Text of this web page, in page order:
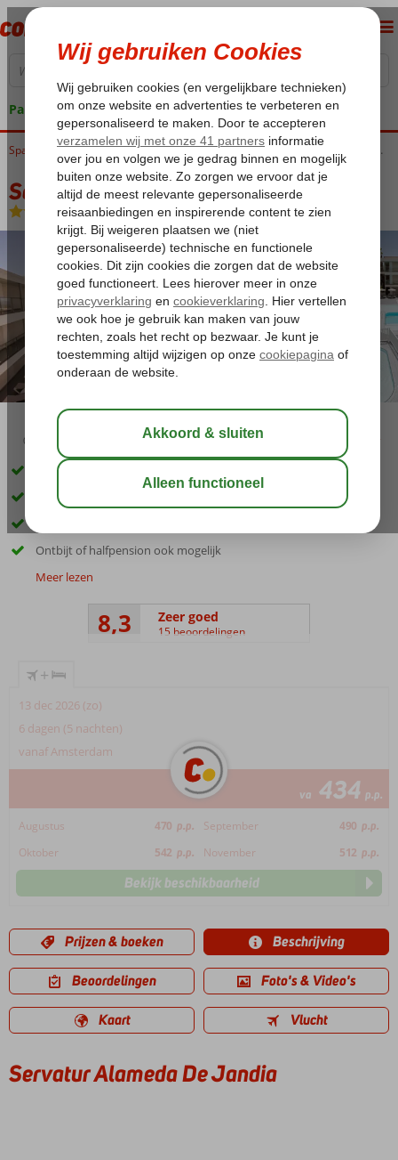
Pakketgarantie
Home Canarische Eilanden Fuerteventura Jandia Servatur Alameda De Jandia
Servatur Alameda De Jandia
Logies-Appartement
04:30 aug 27°C
Gelegen in het centrum en vlakbij het strand
Ruime appartementen
Ontbijt of halfpension ook mogelijk
Meer lezen
8,3 Zeer goed
15 beoordelingen
+
13 dec 2026 (zo)
6 dagen (5 nachten)
vanaf Amsterdam
va 434 p.p.
Augustus 470 p.p. September 490 p.p.
Oktober
542 p.p. November 512 p.p.
Bekijk beschikbaarheid
Prijzen & boeken Beschrijving
Beoordelingen Foto's & Video's
Kaart Vlucht
Servatur Alameda De Jandia